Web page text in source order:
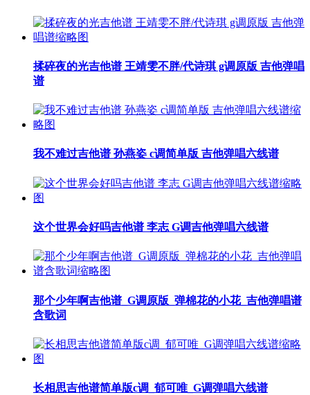
揉碎夜的光吉他谱 王靖雯不胖/代诗琪 g调原版 吉他弹唱
谱
我不难过吉他谱 孙燕姿 c调简单版 吉他弹唱六线谱
这个世界会好吗吉他谱 李志 G调吉他弹唱六线谱
那个少年啊吉他谱_G调原版_弹棉花的小花_吉他弹唱谱
含歌词
长相思吉他谱简单版c调_郁可唯_G调弹唱六线谱